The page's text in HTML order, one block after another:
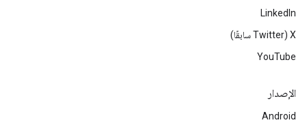
LinkedIn
‫X ‏(Twitter سابقًا)
YouTube
الإصدار
Android